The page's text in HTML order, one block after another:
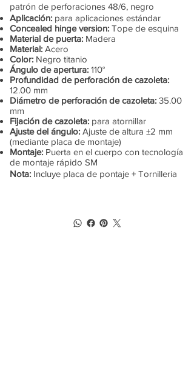
patrón de perforaciones 48/6, negro
Aplicación: para aplicaciones estándar
Concealed hinge version: Tope de esquina
Material de puerta: Madera
Material: Acero
Color: Negro titanio
Ángulo de apertura: 110°
Profundidad de perforación de cazoleta:
12.00 mm
Diámetro de perforación de cazoleta: 35.00
mm
Fijación de cazoleta: para atornillar
Ajuste del ángulo: Ajuste de altura ±2 mm
(mediante placa de montaje)
Montaje: Puerta en el cuerpo con tecnología
de montaje rápido SM
Nota: Incluye placa de pontaje + Tornilleria